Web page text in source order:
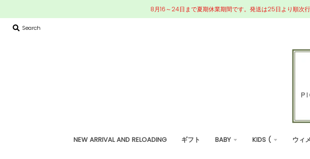
8月16～24日まで夏期休業期間です。発送は25日より順次
Search
NEW ARRIVAL AND RELOADING ギフト BABY KIDS ( ウィ